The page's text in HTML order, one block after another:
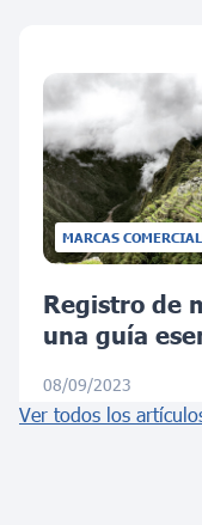
MARCAS
Registro de
una guía
08/09/2023
Ver todos los